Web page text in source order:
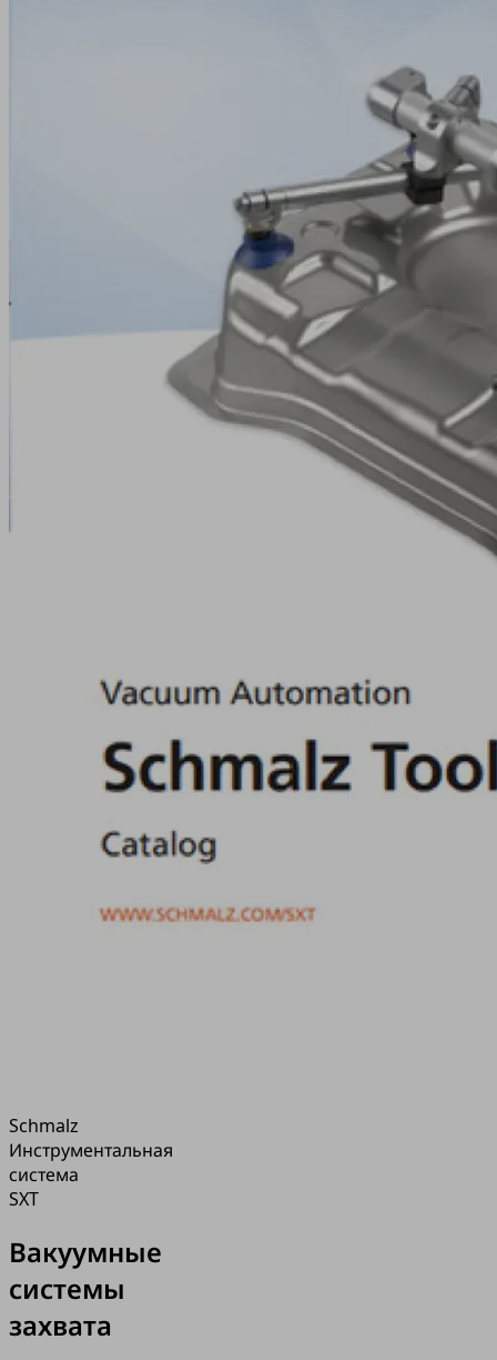
Schmalz
Инструментальная
система
SXT
Вакуумные
системы
захвата